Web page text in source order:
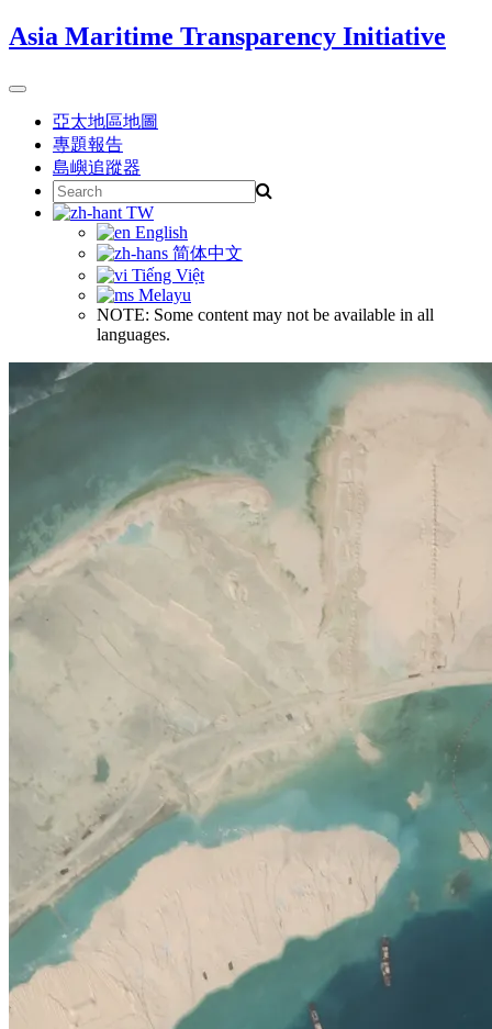
Skip
to
Asia Maritime Transparency Initiative
Toggle
navigation亞太地區地圖
專題報告
島嶼追蹤器
Search
for:
TW
English
简体中文
Tiếng Việt
Melayu
NOTE: Some content may not be available in all
languages.